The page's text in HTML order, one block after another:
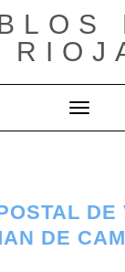
DE
DE